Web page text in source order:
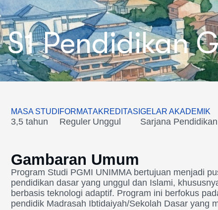
S1 Pendidikan
MASA STUDI
3,5 tahun
FORMAT
Reguler
AKREDITASI
Unggul
GELAR AKADEMIK
Sarjana
Gambaran Umum
Program Studi PGMI UNIMMA bertujuan menjadi
pendidikan dasar yang unggul dan Islami,
berbasis teknologi adaptif. Program ini berfokus
pendidik Madrasah Ibtidaiyah/Sekolah Dasar yang